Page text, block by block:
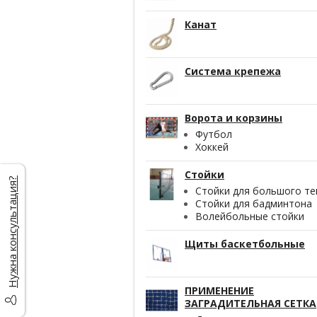
Канат
Система крепежа
Ворота и корзины
Футбол
Хоккей
Стойки
Стойки для большого
Стойки для бадминтона
Волейбольные стойки
Щиты баскетбольные
ПРИМЕНЕНИЕ
ЗАГРАДИТЕЛЬНАЯ СЕТКА
Нужна консультация?